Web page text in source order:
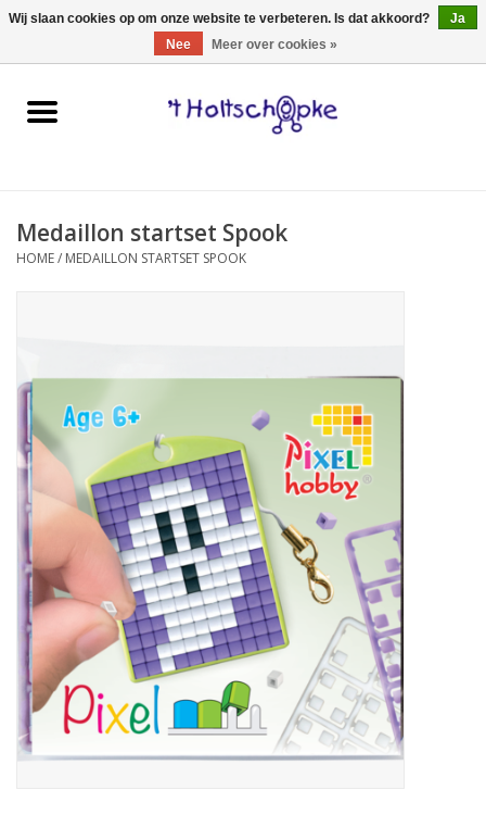
0 Artikelen - €0,00
Home
spellen
hebbedingen
kinderkamer
eten & drinken
knuffels
boeken
SALE
Medaillon startset Spook
HOME/ MEDAILLON STARTSET SPOOK
Wij slaan cookies op om onze website te verbeteren. Is dat akkoord?
Ja
Nee
Meer over cookies »